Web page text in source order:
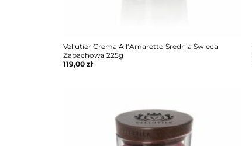
Vellutier Crema All’Amaretto Średnia Świeca
Zapachowa 225g
119,00zł